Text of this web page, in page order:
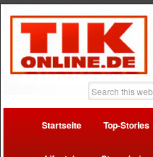
Startseite Top-Stories